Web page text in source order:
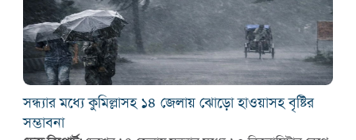
সন্ধ্যার মধ্যে কুমিল্লাসহ ১৪ জেলায় ঝোড়ো হাওয়াসহ বৃষ্টির
সম্ভাবনা